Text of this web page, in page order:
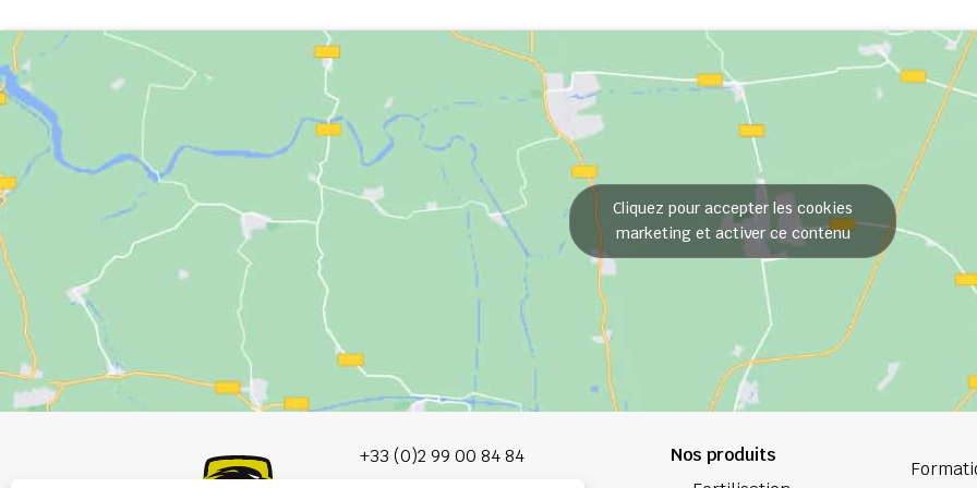
Cliquez pour accepter les cookies
marketing et activer ce contenu
+33 (0)2 99 00 84 84
Nos produits